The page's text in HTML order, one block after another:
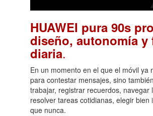
HUAWEI pura 90s
diseño, autonomía y
diaria.
En un momento en el que el móvil ya
para contestar mensajes, sino
trabajar, registrar recuerdos, navegar
resolver tareas cotidianas, elegir bien
que nunca.